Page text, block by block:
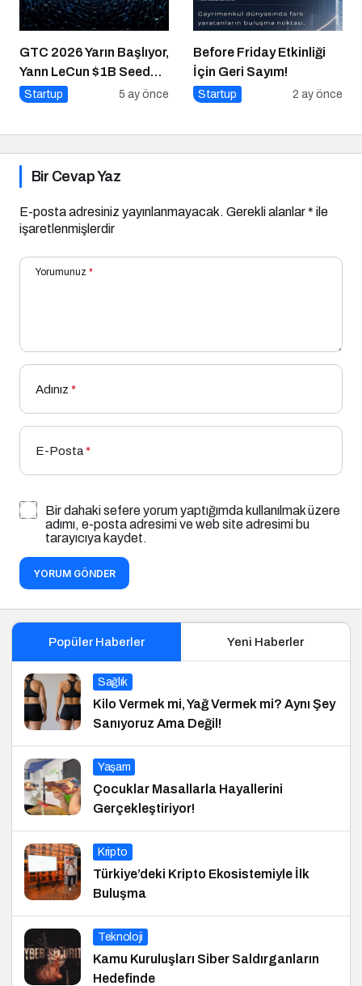
GTC 2026 Yarın Başlıyor,
Yann LeCun $1B Seed
Aldı: AI Fonlama
Startup 5 ay önce
Before Friday Etkinliği
İçin Geri Sayım!
Startup 2 ay önce
Bir Cevap Yaz
E-posta adresiniz yayınlanmayacak. Gerekli alanlar* ile
işaretlenmişlerdir
Yorumunuz *
Adınız *
E-Posta*
Bir dahaki sefere yorum yaptığımda kullanılmak üzere
adımı, e-posta adresimi ve web site adresimi bu
tarayıcıya kaydet.
YORUM GÖNDER
Popüler Haberler Yeni Haberler
Sağlık
Kilo Vermek mi, Yağ Vermek mi? Aynı Şey
Sanıyoruz Ama Değil!
Yaşam
Çocuklar Masallarla Hayallerini
Gerçekleştiriyor!
Kripto
Türkiye’deki Kripto Ekosistemiyle İlk
Buluşma
Teknoloji
Kamu Kuruluşları Siber Saldırganların
Hedefinde